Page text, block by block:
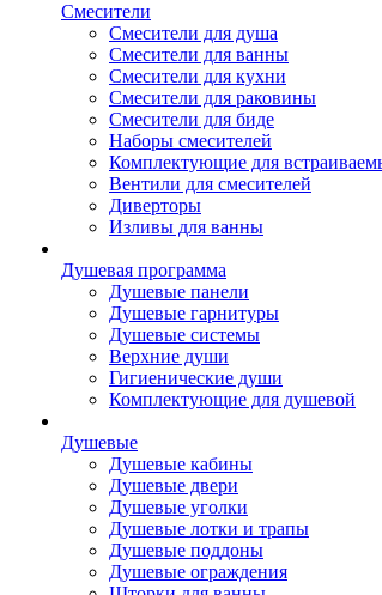
Смесители
Смесители для душа
Смесители для ванны
Смесители для кухни
Смесители для раковины
Смесители для биде
Наборы смесителей
Комплектующие для
Вентили для смесителей
Диверторы
Изливы для ванны
Душевая программа
Душевые панели
Душевые гарнитуры
Душевые системы
Верхние души
Гигиенические души
Комплектующие для душевой
Душевые
Душевые кабины
Душевые двери
Душевые уголки
Душевые лотки и трапы
Душевые поддоны
Душевые ограждения